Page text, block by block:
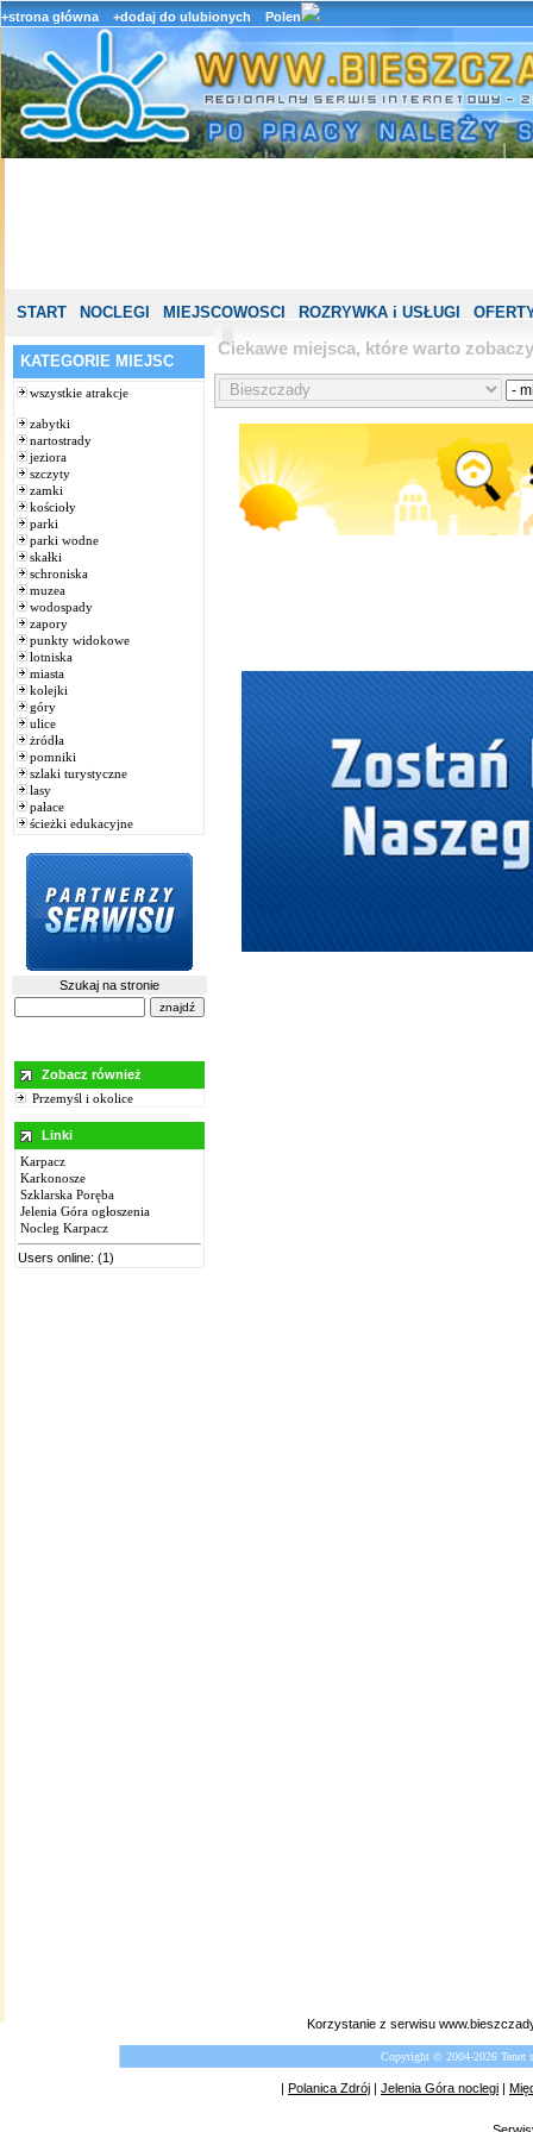
+strona główna +dodaj do ulubionych Polen
START NOCLEGI MIEJSCOWOSCI ROZRYWKA i USŁUGI
KATEGORIE MIEJSC
wszystkie atrakcje
zabytki
nartostrady
jeziora
szczyty
zamki
kościoły
parki
parki wodne
skałki
schroniska
muzea
wodospady
zapory
punkty widokowe
lotniska
miasta
kolejki
góry
ulice
żródła
pomniki
szlaki turystyczne
lasy
pałace
ścieżki edukacyjne
Szukaj na stronie
Zobacz również
Przemyśl i okolice
Linki
Karpacz
Karkonosze
Szklarska Poręba
Jelenia Góra ogłoszenia
Nocleg Karpacz
Users online: (1)
Ciekawe miejsca, które warto
Korzystanie z serwisu
Copyright © 2004-2026
| Polanica Zdrój | Jelenia Góra noclegi |